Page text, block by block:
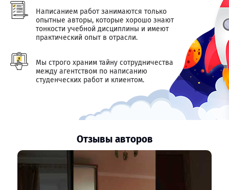
Написанием работ занимаются только
опытные авторы, которые хорошо знают
тонкости учебной дисциплины и имеют
практический опыт в отрасли.
Мы строго храним тайну сотрудничества
между агентством по написанию
студенческих работ и клиентом.
Отзывы авторов